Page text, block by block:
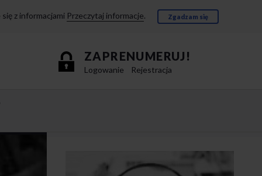
z informacjami Przeczytaj informacje. Zgadzam się
ZAPRENUMERUJ!
Logowanie Rejestracja